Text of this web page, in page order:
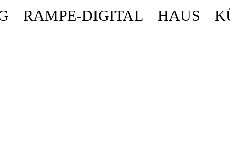
stattdessen get_permalink(). in /homepages/10/d43051023/htdocs/
RAMPE-DIGITAL HAUS